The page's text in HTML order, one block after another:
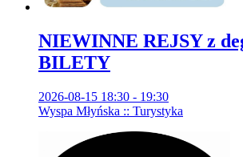
NIEWINNE REJSY z
BILETY
2026-08-15 18:30 - 19:30
Wyspa Młyńska :: Turystyka